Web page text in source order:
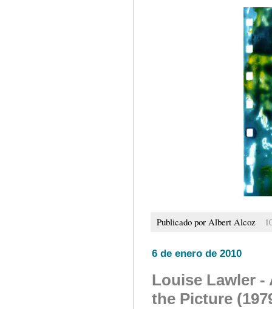
Publicado por Albert Alcoz
6 de enero de 2010
Louise Lawler -
the Picture